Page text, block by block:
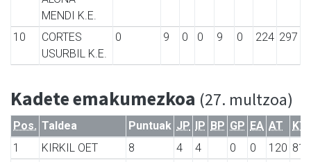
MENDI K.E.
10
CORTES
USURBIL K.E.
0 9 0 0 9 0 224 297
Kadete emakumezkoa (27. multzoa)
Pos. Taldea Puntuak JP IP BP GP EA AT
KT
1
KIRKIL OET 8 4 4 0 0 120 81